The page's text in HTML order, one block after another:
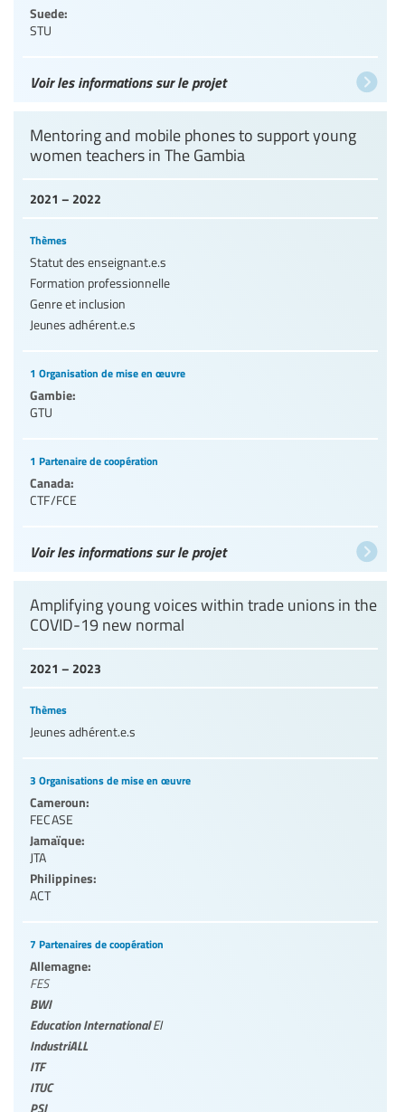
Suede:
STU
Voir les informations sur le projet
2021 – 2022
Mentoring and mobile phones to support young
women teachers in The Gambia
Thèmes
Statut des enseignant.e.s
Formation professionnelle
Genre et inclusion
Jeunes adhérent.e.s
1 Organisation de mise en œuvre
Gambie:
GTU
1 Partenaire de coopération
Canada:
CTF/FCE
Voir les informations sur le projet
2021 – 2023
Amplifying young voices within trade unions in the
COVID-19 new normal
Thèmes
Jeunes adhérent.e.s
3 Organisations de mise en œuvre
Cameroun:
FECASE
Jamaïque:
JTA
Philippines:
ACT
7 Partenaires de coopération
Allemagne:
FES
BWI
Education InternationalEI
IndustriALL
ITF
ITUC
PSI